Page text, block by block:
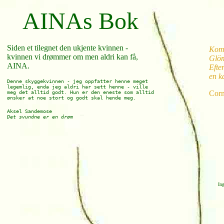
AINAs Bok
Siden et tilegnet den ukjente kvinnen -
kvinnen vi drømmer om men aldri kan få,
AINA.
Denne skyggekvinnen - jeg oppfatter henne meget
legemlig, enda jeg aldri har sett henne - ville
meg det alltid godt. Hun er den eneste som alltid
ønsker at noe stort og godt skal hende meg.
Aksel Sandemose
Det svundne er en drøm
en